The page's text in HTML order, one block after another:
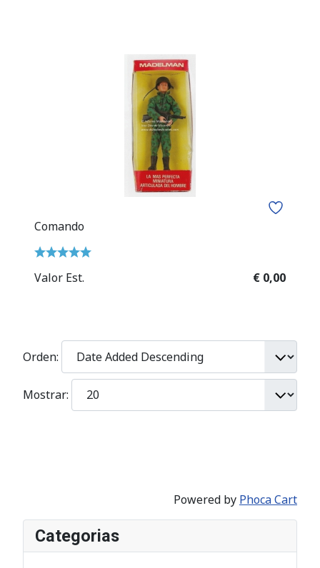
Categorias
Comando
Valor Est. € 0,00
Orden:
Mostrar:
Powered by Phoca Cart